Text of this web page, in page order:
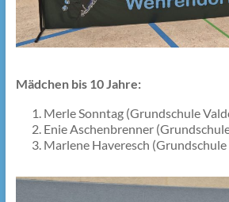
Mädchen bis 10 Jahre:
Merle Sonntag (Grundschule
Enie Aschenbrenner
Marlene Haveresch